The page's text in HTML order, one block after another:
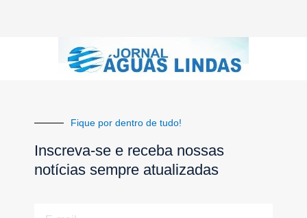
Fique por dentro de tudo!
Inscreva-se e receba nossas
notícias sempre atualizadas